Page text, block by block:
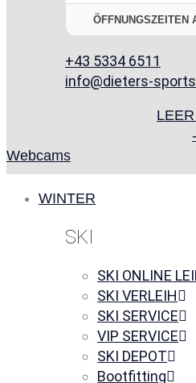
ÖFFNUNGSZEITEN
+43 5334 6511
info@dieters-
Webcams
WINTER
SKI
SKI ONLINE
SKI VERLEIH
SKI SERVICE
VIP SERVICE
SKI DEPOT
Bootfitting